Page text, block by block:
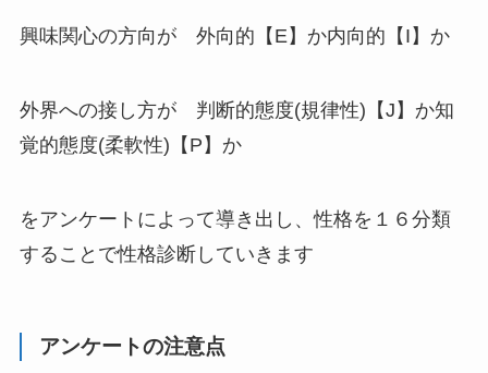
興味関心の方向が 外向的【E】か内向的【I】か
外界への接し方が 判断的態度(規律性)【J】か知
覚的態度(柔軟性)【P】か
をアンケートによって導き出し、性格を１６分類
することで性格診断していきます
アンケートの注意点